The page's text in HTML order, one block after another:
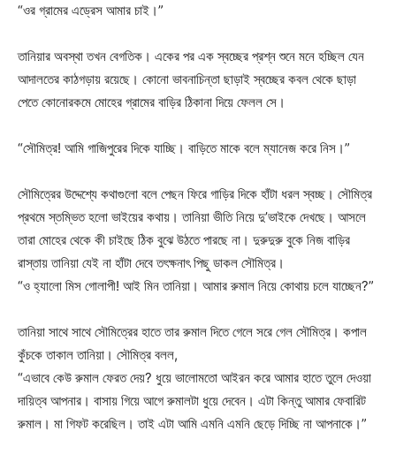
“ওর গ্রামের এড্রেস আমার চাই।”
তানিয়ার অবস্থা তখন বেগতিক। একের পর এক স্বচ্ছের প্রশ্ন শুনে মনে হচ্ছিল যেন
আদালতের কাঠগড়ায় রয়েছে। কোনো ভাবনাচিন্তা ছাড়াই স্বচ্ছের কবল থেকে ছাড়া
পেতে কোনোরকমে মোহের গ্রামের বাড়ির ঠিকানা দিয়ে ফেলল সে।
“সৌমিত্র! আমি গাজিপুরের দিকে যাচ্ছি। বাড়িতে মাকে বলে ম্যানেজ করে নিস।”
সৌমিত্রের উদ্দেশ্যে কথাগুলো বলে পেছন ফিরে গাড়ির দিকে হাঁটা ধরল স্বচ্ছ। সৌমিত্র
প্রথমে স্তম্ভিত হলো ভাইয়ের কথায়। তানিয়া ভীতি নিয়ে দু’ভাইকে দেখছে। আসলে
তারা মোহের থেকে কী চাইছে ঠিক বুঝে উঠতে পারছে না। দুরুদুরু বুকে নিজ বাড়ির
রাস্তায় তানিয়া যেই না হাঁটা দেবে তৎক্ষনাৎ পিছু ডাকল সৌমিত্র।
“ও হ্যালো মিস গোলাপী! আই মিন তানিয়া। আমার রুমাল নিয়ে কোথায় চলে যাচ্ছেন?”
তানিয়া সাথে সাথে সৌমিত্রের হাতে তার রুমাল দিতে গেলে সরে গেল সৌমিত্র। কপাল
কুঁচকে তাকাল তানিয়া। সৌমিত্র বলল,
“এভাবে কেউ রুমাল ফেরত দেয়? ধুয়ে ভালোমতো আইরন করে আমার হাতে তুলে দেওয়া
দায়িত্ব আপনার। বাসায় গিয়ে আগে রুমালটা ধুয়ে দেবেন। এটা কিন্তু আমার ফেবারিট
রুমাল। মা গিফট করেছিল। তাই এটা আমি এমনি এমনি ছেড়ে দিচ্ছি না আপনাকে।”